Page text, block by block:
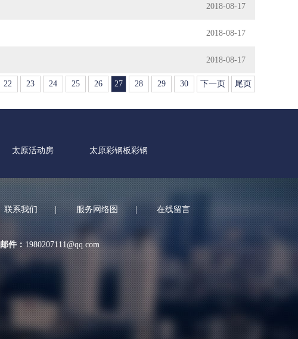
2018-08-17
2018-08-17
2018-08-17
22 23 24 25 26 27 28 29 30 下一页 尾页
太原活动房
太原彩钢板彩钢
联系我们 | 服务网络图 | 在线留言
邮件： 1980207111@qq.com